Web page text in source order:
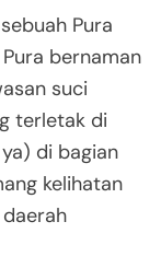
Pura
bernaman
suci
terletak di
di bagian
kelihatan